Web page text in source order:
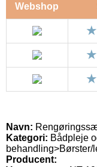
Webshop
Navn:
Kategori: Bådpleje
behandling>Børster/
Producent: